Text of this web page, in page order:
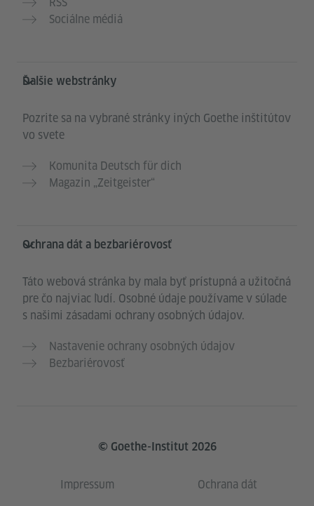
Sociálne médiá
Ďalšie webstránky
Pozrite sa na vybrané stránky iných Goethe inštitútov
vo svete
Komunita Deutsch für dich
Magazin „Zeitgeister“
Ochrana dát a bezbariérovosť
Táto webová stránka by mala byť prístupná a užitočná
pre čo najviac ľudí. Osobné údaje používame v súlade
s našimi zásadami ochrany osobných údajov.
Nastavenie ochrany osobných údajov
Bezbariérovosť
© Goethe-Institut 2026
Impressum Ochrana dát